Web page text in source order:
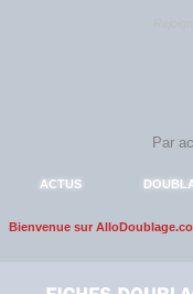
ACTUS
Bienvenue sur